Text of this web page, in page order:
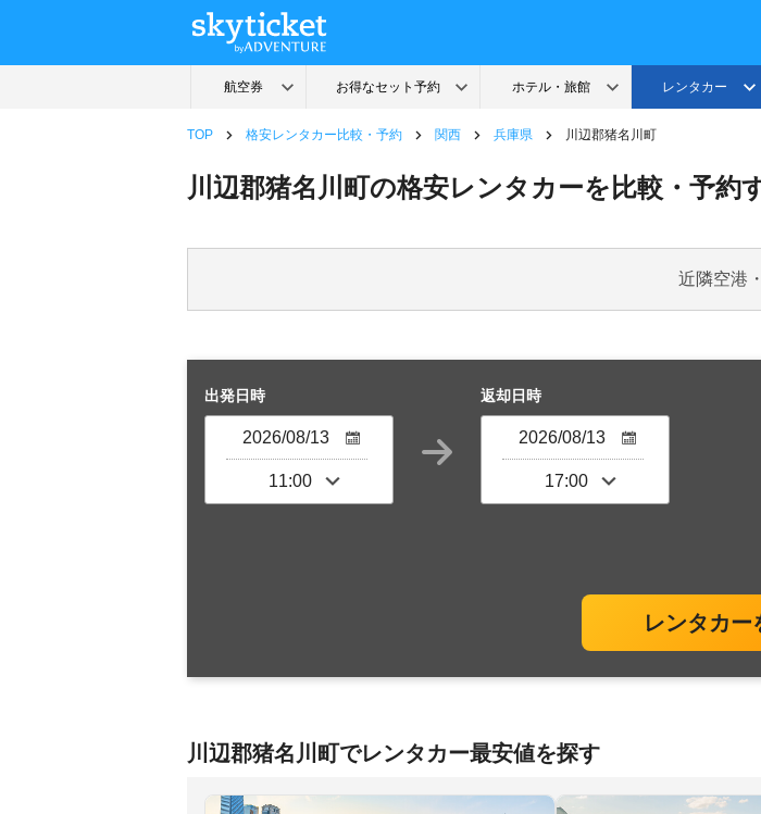
TOP 格安レンタカー比較・予約 関西 兵庫県 川辺郡猪名川町
川辺郡猪名川町の格安レンタカーを比較・予約
近隣空港
出発日時 返却日時
レンタカー
川辺郡猪名川町でレンタカー最安値を探す